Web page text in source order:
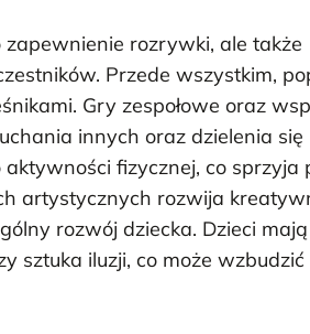
rozrywki, ale także
Przede wszystkim,
Gry zespołowe oraz
innych oraz dzielenia się
fizycznej, co sprzyja
artystycznych rozwija
rozwój dziecka. Dzieci
sztuka iluzji, co może wzbudzić